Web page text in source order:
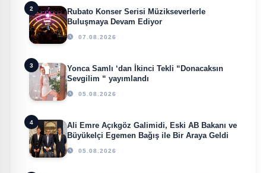
2
Rubato Konser Serisi Müzikseverlerle
Buluşmaya Devam Ediyor
07.08.2026
3
Yonca Samlı ‘dan İkinci Tekli “Donacaksın
Sevgilim “ yayımlandı
05.08.2026
4
Ali Emre Açıkgöz Galimidi, Eski AB Bakanı ve
Büyükelçi Egemen Bağış ile Bir Araya Geldi
05.08.2026